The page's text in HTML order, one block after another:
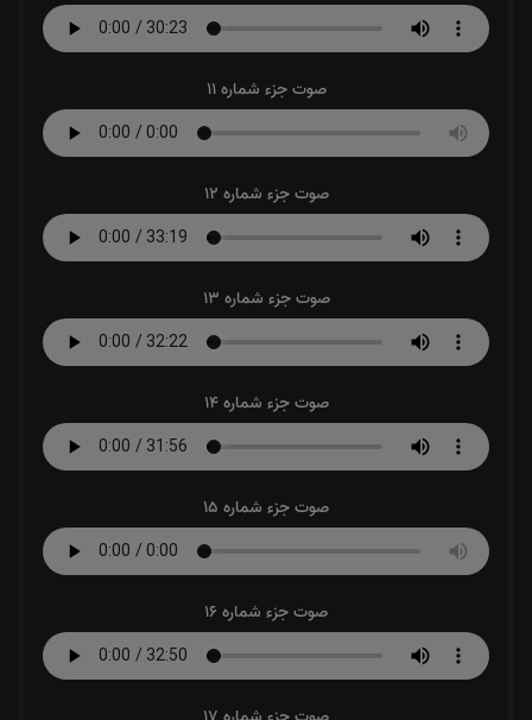
صوت جزء شماره 11
صوت جزء شماره 12
صوت جزء شماره 13
صوت جزء شماره 14
صوت جزء شماره 15
صوت جزء شماره 16